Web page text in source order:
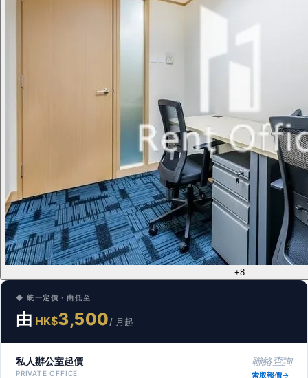
+8
◆ 統一定價 · 由低至
由 HK$3,500/ 月起
私人辦公室起價
PRIVATE OFFICE
聯絡查詢
索取報價